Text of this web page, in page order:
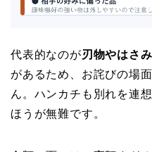
代表的なのが刃物やはさみ
があるため、お詫びの場
ん。ハンカチも別れを連
ほうが無難です。